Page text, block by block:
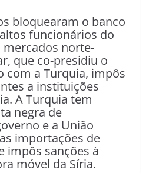
bloquearam o banco
funcionários do
norte-
que co-presidiu o
com a Turquia, impôs
a instituições
A Turquia tem
negra de
e a União
importações de
impôs sanções à
móvel da Síria.